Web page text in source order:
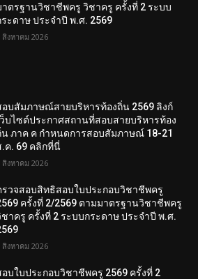
าตรฐานวิชาชีพครู วิชาครู ครั้งที่ 2 ระบบ
ระดาษ ประจำปี พ.ศ. 2569
สิงหาคม 2026
อบสัมภาษณ์สายบริหารท้องถิ่น 2569 ลิงก์
ว็บไซต์ประกาศสถานที่สอบสายบริหารท้อง
น ภาค ค กำหนดการสอบสัมภาษณ์ 18-21
.ค. 69 คลิกที่นี่
สิงหาคม 2026
รวจสอบสิทธิสอบใบประกอบวิชาชีพครู
ครั้งที่ 2/2569 ตามมาตรฐานวิชาชีพครู
ชาครู ครั้งที่ 2 ระบบกระดาษ ประจำปี พ.ศ.
สิงหาคม 2026
อบใบประกอบวิชาชีพครู 2569 ครั้งที่ 2